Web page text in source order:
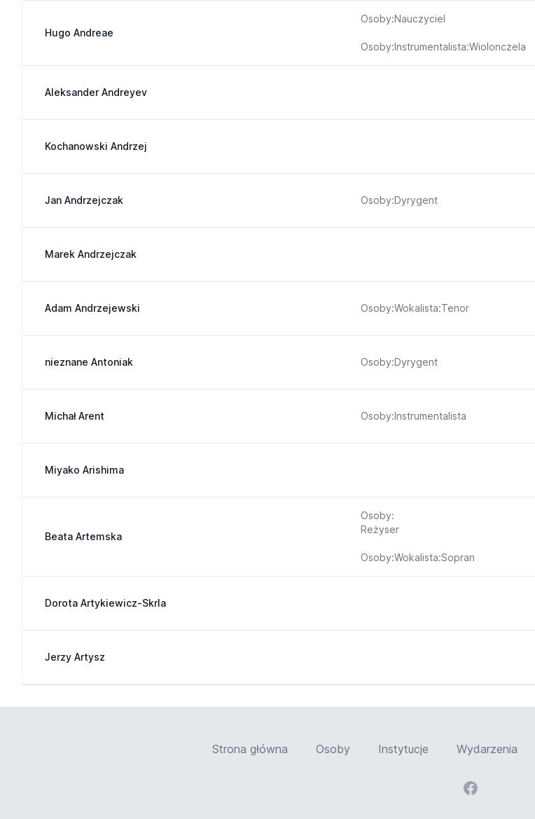
Hugo Andreae
Osoby:Nauczyciel
Osoby:Instrumentalista:Wiolonczela
Aleksander Andreyev
Kochanowski Andrzej
Jan Andrzejczak Osoby:Dyrygent
Marek Andrzejczak
Adam Andrzejewski Osoby:Wokalista:Tenor
nieznane Antoniak Osoby:Dyrygent
Michał Arent Osoby:Instrumentalista
Miyako Arishima
Beata Artemska
Osoby:
Reżyser
Osoby:Wokalista:Sopran
Dorota Artykiewicz-Skrla
Jerzy Artysz
Strona główna Osoby Instytucje Wydarzenia